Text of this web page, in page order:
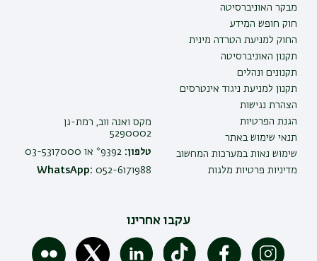
מבקר האוניברסיטה
חוק חופש המידע
החוק למניעת הטרדה מינית
תקנון האוניברסיטה
תקנונים ונהלים
תקנון למניעת ניגוד אינטרסים
הצהרת נגישות
הגנת הפרטיות
תנאי שימוש באתר
שימוש נאות במערכות המחשוב
מדיניות פרטיות מלגות
מקס ואנה ווב, רמת-גן
5290002
טלפון:
WhatsApp: 052-6171988
עקבו אחרינו